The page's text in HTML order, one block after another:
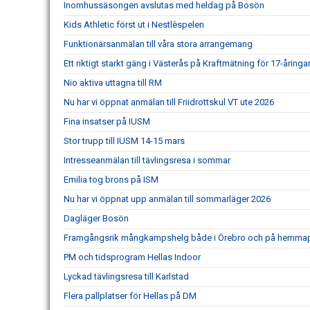
Inomhussäsongen avslutas med heldag på Bosön
Kids Athletic först ut i Nestlèspelen
Funktionärsanmälan till våra stora arrangemang
Ett riktigt starkt gäng i Västerås på Kraftmätning för 17-
Nio aktiva uttagna till RM
Nu har vi öppnat anmälan till Friidrottskul VT ute 2026
Fina insatser på IUSM
Stor trupp till IUSM 14-15 mars
Intresseanmälan till tävlingsresa i sommar
Emilia tog brons på ISM
Nu har vi öppnat upp anmälan till sommarläger 2026
Dagläger Bosön
Framgångsrik mångkampshelg både i Örebro och på
PM och tidsprogram Hellas Indoor
Lyckad tävlingsresa till Karlstad
Flera pallplatser för Hellas på DM